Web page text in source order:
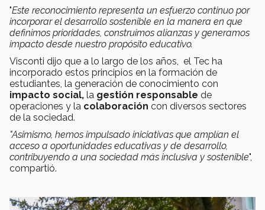
"Este reconocimiento representa un esfuerzo continuo por
incorporar el desarrollo sostenible en la manera en que
definimos prioridades, construimos alianzas y generamos
impacto desde nuestro propósito educativo.
Visconti dijo que a lo largo de los años, el Tec ha
incorporado estos principios en la formación de
estudiantes, la generación de conocimiento con
impacto social, la gestión responsable de
operaciones y la colaboración con diversos sectores
de la sociedad.
"Asimismo, hemos impulsado iniciativas que amplían el
acceso a oportunidades educativas y de desarrollo,
contribuyendo a una sociedad más inclusiva y sostenible",
compartió.